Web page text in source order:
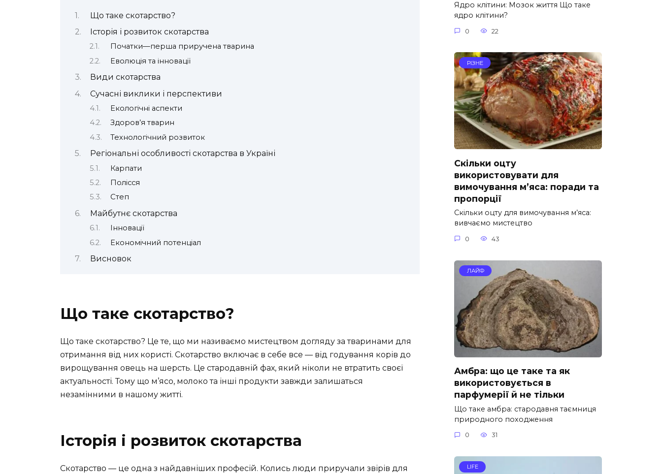
Що таке скотарство?
Історія і розвиток скотарства
Початки—перша приручена тварина
Еволюція та інновації
Види скотарства
Сучасні виклики і перспективи
Екологічні аспекти
Здоров’я тварин
Технологічний розвиток
Регіональні особливості скотарства в Україні
Карпати
Полісся
Степ
Майбутнє скотарства
Інновації
Економічний потенціал
Висновок
Що таке скотарство?
Що таке скотарство? Це те, що ми називаємо мистецтвом догляду за тваринами для
отримання від них користі. Скотарство включає в себе все — від годування корів до
вирощування овець на шерсть. Це стародавній фах, який ніколи не втратить своєї
актуальності. Тому що м’ясо, молоко та інші продукти завжди залишаться
незамінними в нашому житті.
Історія і розвиток скотарства
Скотарство — це одна з найдавніших професій. Колись люди приручали звірів для
Ядро клітини: Мозок життя Що таке
ядро клітини?
0 22
РІЗНЕ
Скільки оцту
використовувати для
вимочування м’яса: поради та
пропорції
Скільки оцту для вимочування м’яса:
вивчаємо мистецтво
0 43
ЛАЙФ
Амбра: що це таке та як
використовується в
парфумерії й не тільки
Що таке амбра: стародавня таємниця
природного походження
0 31
LIFE